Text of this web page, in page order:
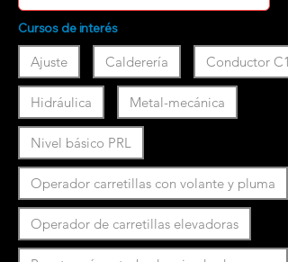
Cursos de interés
Ajuste Calderería Conductor C1
Hidráulica Metal-mecánica
Nivel básico PRL
Operador carretillas con volante y pluma
Operador de carretillas elevadoras